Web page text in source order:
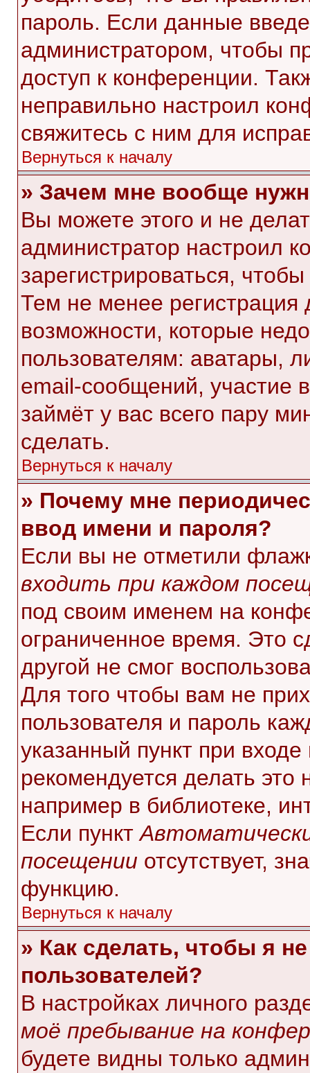
пароль. Если данные
администратором, чтобы
доступ к конференции.
неправильно настроил
свяжитесь с ним для
Вернуться к началу
» Зачем мне вообще
Вы можете этого и не
администратор настроил
зарегистрироваться,
Тем не менее
возможности, которые
пользователям: аватары,
email-сообщений, участие
займёт у вас всего пару
сделать.
Вернуться к началу
» Почему мне
ввод имени и пароля?
Если вы не отметили
входить при каждом
под своим именем на
ограниченное время. Это
другой не смог
Для того чтобы вам не
пользователя и пароль
указанный пункт при
рекомендуется делать
например в библиотеке,
Если пункт
посещении отсутствует,
функцию.
Вернуться к началу
» Как сделать, чтобы я
пользователей?
В настройках личного
моё пребывание на
будете видны только